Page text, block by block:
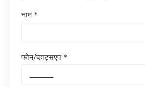
नाम *
फोन/व्हाट्सएप *